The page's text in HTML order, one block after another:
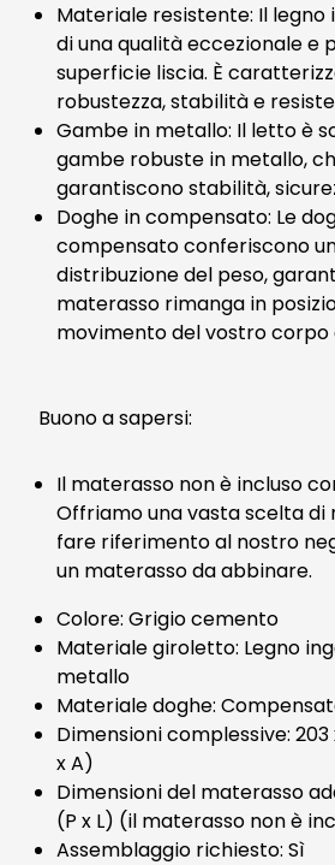
Materiale resistente: Il legno
di una qualità eccezionale e
superficie liscia. È
robustezza, stabilità e
Gambe in metallo: Il letto è
gambe robuste in metallo,
garantiscono stabilità,
Doghe in compensato: Le
compensato conferiscono
distribuzione del peso,
materasso rimanga in
movimento del vostro corpo
Buono a sapersi:
Il materasso non è incluso
Offriamo una vasta scelta di
fare riferimento al nostro
un materasso da abbinare.
Colore: Grigio cemento
Materiale giroletto: Legno
metallo
Materiale doghe:
Dimensioni complessive: 203
x A)
Dimensioni del materasso
(P x L) (il materasso non è
Assemblaggio richiesto: Sì